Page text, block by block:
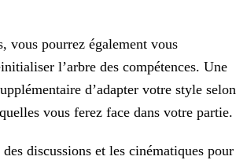
vous pourrez également vous
l’arbre des compétences. Une
d’adapter votre style selon
vous ferez face dans votre partie.
discussions et les cinématiques pour